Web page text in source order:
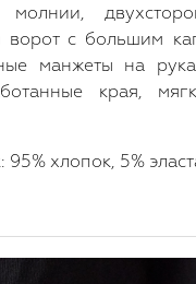
с большим
манжеты на
края,
хлопок, 5%